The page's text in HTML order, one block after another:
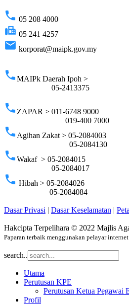
phone 05 208 4000
fax 05 241 4257
email korporat@maipk.gov.my
phoneMAIPk Daerah Ipoh >
05-2413375
phone ZAPAR > 011-6748 9000
019-400 7000
phone Agihan Zakat > 05-2084003
05-2084130
phoneWakaf > 05-2084015
05-2084017
phone Hibah > 05-2084026
05-2084084
Dasar Privasi | Dasar Keselamatan |
Hakcipta Terpelihara © 2022 Majlis
Paparan terbaik menggunakan pelayar
search..
Utama
Perutusan KPE
Perutusan Ketua Pegawai
Profil